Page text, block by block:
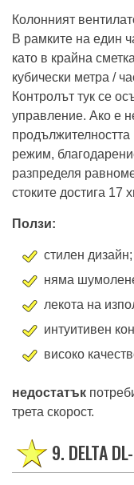
Колонният
В рамките на един
като в крайна
кубически метра /
Контролът тук се
управление. Ако е
режим,
разпределя
стоките достига 17
Ползи:
стилен дизайн;
няма
лекота на
интуитивен
високо
недостатък
трета скорост.
9. DELTA